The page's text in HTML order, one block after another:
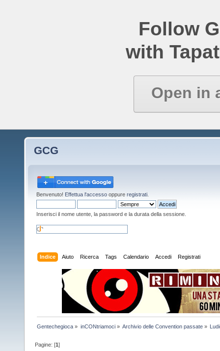
Follow
with
Open in
GCG
Benvenuto! Effettua l'accesso oppure registrati
Inserisci il nome utente, la password e la durata della sessione.
Indice Aiuto Ricerca Tags Calendario Accedi Registrati
Gentechegioca » inCONtriamoci» Archivio delle Convention passate»
Pagine: [1]